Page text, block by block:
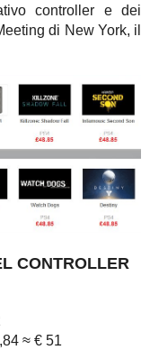
controller e dei
di New York, il
CONTROLLER
≈ € 51